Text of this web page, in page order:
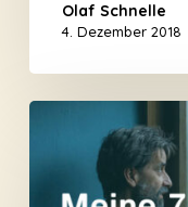
Olaf Schnelle
4. Dezember 2018